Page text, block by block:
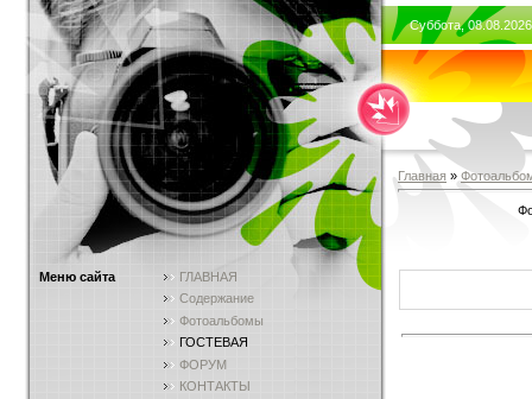
Меню сайта
ГЛАВНАЯ
Содержание
Фотоальбомы
ГОСТЕВАЯ
ФОРУМ
КОНТАКТЫ
Суббота,
Главная »